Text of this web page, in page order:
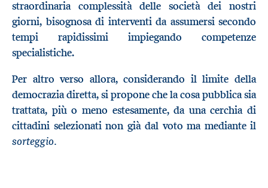
straordinaria complessità delle società dei nostri
giorni, bisognosa di interventi da assumersi secondo
tempi rapidissimi impiegando competenze
specialistiche.
Per altro verso allora, considerando il limite della
democrazia diretta, si propone che la cosa pubblica sia
trattata, più o meno estesamente, da una cerchia di
cittadini selezionati non già dal voto ma mediante il
sorteggio.